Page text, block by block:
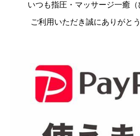
いつも指圧・マッサージ一癒
ご利用いただき誠にありがと